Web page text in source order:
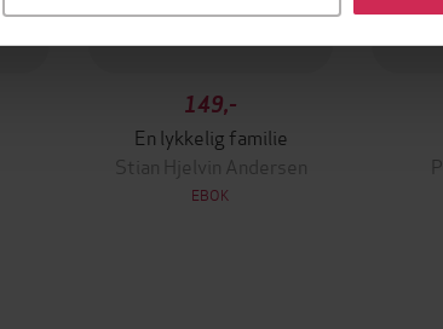
149,-
En lykkelig familie
Stian Hjelvin Andersen
EBOK